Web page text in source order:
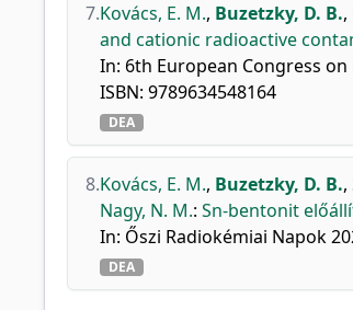
7.Kovács, E. M., Buzetzky, D. B.,
and cationic radioactive
In: 6th European Congress
ISBN: 9789634548164
DEA
8.Kovács, E. M., Buzetzky, D. B.,
Nagy, N. M.: Sn-bentonit
In: Őszi Radiokémiai Napok
DEA